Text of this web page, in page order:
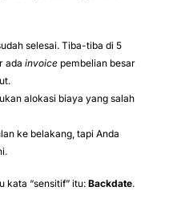
selesai. Tiba-tiba di 5
ada invoice pembelian besar
alokasi biaya yang salah
ke belakang, tapi Anda
kata “sensitif” itu: Backdate.